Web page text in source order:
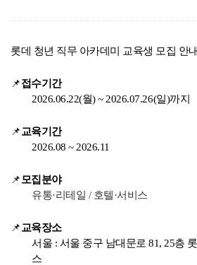
롯데 청년 직무 아카데미 교육생 모집 안
📌접수기간
2026.06.22(월) ~ 2026.07.26(일)까지
📌 교육기간
2026.08 ~ 2026.11
📌 모집분야
유통·리테일 / 호텔·서비스
📌 교육장소
서울 : 서울 중구 남대문로 81, 25층
스